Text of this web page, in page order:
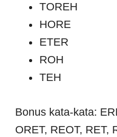
TOREH
HORE
ETER
ROH
TEH
Bonus kata-kata:
ORET, REOT, RET,